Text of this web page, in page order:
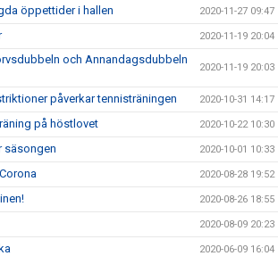
öppettider i hallen 2020-11-27 09:47
2020-11-19 20:04
och Annandagsdubbeln
2020-11-19 20:03
påverkar tennisträningen 2020-10-31 14:17
på höstlovet 2020-10-22 10:30
säsongen 2020-10-01 10:33
2020-08-28 19:52
2020-08-26 18:55
2020-08-09 20:23
2020-06-09 16:04